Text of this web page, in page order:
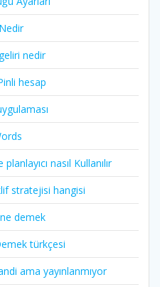
nedir
hesap
nasıl Kullanılır
stratejisi hangisi
demek
türkçesi
ama yayınlanmıyor